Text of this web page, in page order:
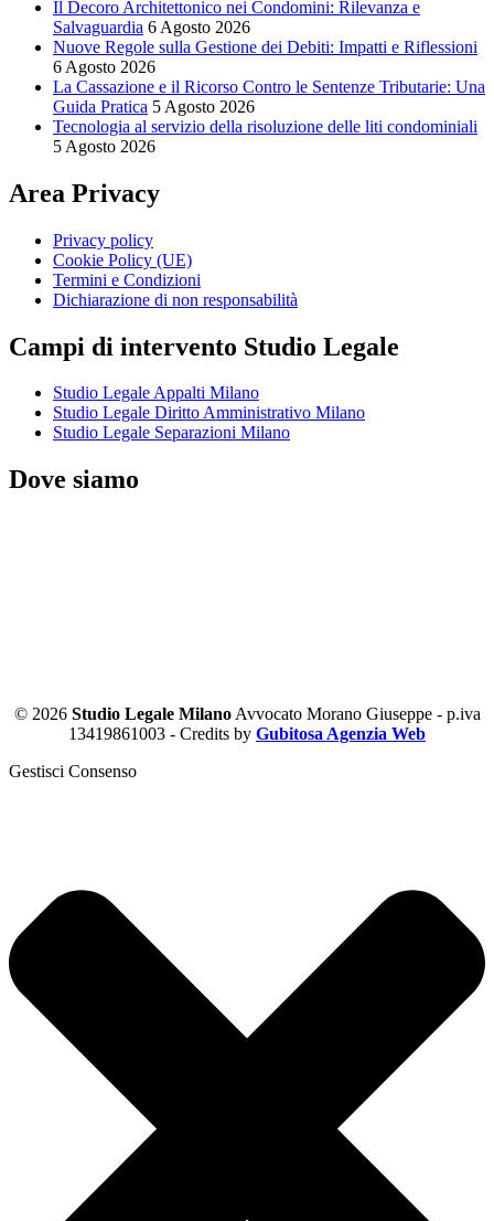
Il Decoro Architettonico nei Condomini: Rilevanza e
Salvaguardia 6 Agosto 2026
Nuove Regole sulla Gestione dei Debiti: Impatti e Riflessioni
6 Agosto 2026
La Cassazione e il Ricorso Contro le Sentenze Tributarie: Una
Guida Pratica 5 Agosto 2026
Tecnologia al servizio della risoluzione delle liti condominiali
5 Agosto 2026
Area Privacy
Privacy policy
Cookie Policy (UE)
Termini e Condizioni
Dichiarazione di non responsabilità
Campi di intervento Studio Legale
Studio Legale Appalti Milano
Studio Legale Diritto Amministrativo Milano
Studio Legale Separazioni Milano
Dove siamo
© 2026 Studio Legale MilanoAvvocato Morano Giuseppe - p.iva
13419861003 - Credits by Gubitosa Agenzia Web
Gestisci Consenso